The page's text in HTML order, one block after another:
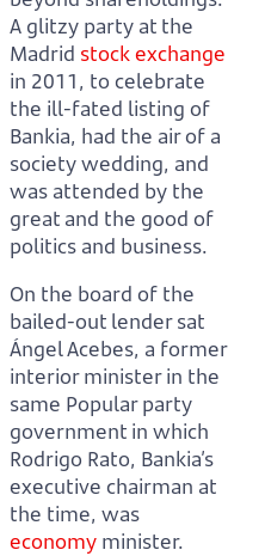
A glitzy party at the
Madrid stock exchange
in 2011, to celebrate
the ill-fated listing of
Bankia, had the air of a
society wedding, and
was attended by the
great and the good of
politics and business.
On the board of the
bailed-out lender sat
Ángel Acebes, a former
interior minister in the
same Popular party
government in which
Rodrigo Rato, Bankia’s
executive chairman at
the time, was
economy minister.